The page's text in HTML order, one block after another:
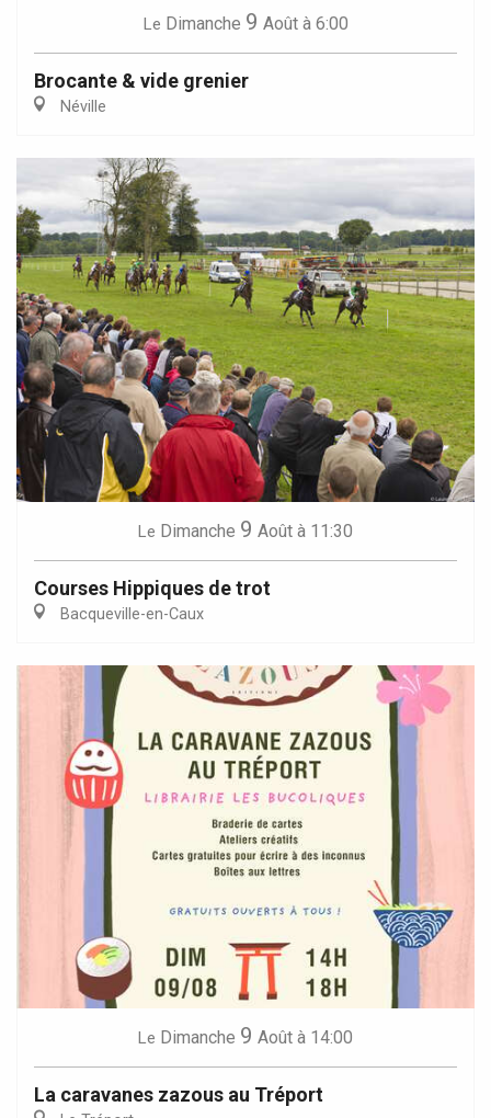
Le Dimanche 9 Août à 6:00
Brocante & vide grenier
Néville
Le Dimanche 9 Août à 11:30
Courses Hippiques de trot
Bacqueville-en-Caux
Le Dimanche 9 Août à 14:00
La caravanes zazous au Tréport